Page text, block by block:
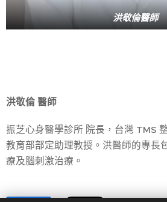
洪敬倫醫師
洪敬倫 醫師
振芝心身醫學診所 院長，台灣 TMS
教育部部定助理教授。洪醫師的專長
療及腦刺激治療。